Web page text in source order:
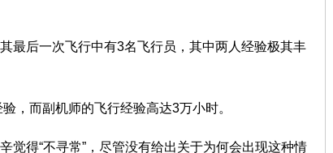
后一次飞行中有3名飞行员，其中两人经验极其丰
而副机师的飞行经验高达3万小时。
得“不寻常”，尽管没有给出关于为何会出现这种情